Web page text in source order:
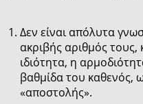
Δεν είναι απόλυτα
ακριβής αριθμός τους,
ιδιότητα, η
βαθμίδα του καθενός,
«αποστολής».